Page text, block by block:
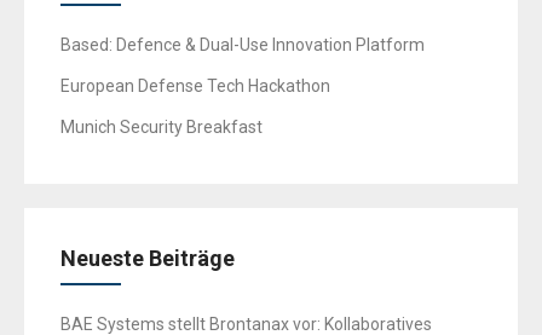
Based: Defence & Dual-Use Innovation Platform
European Defense Tech Hackathon
Munich Security Breakfast
Neueste Beiträge
BAE Systems stellt Brontanax vor: Kollaboratives